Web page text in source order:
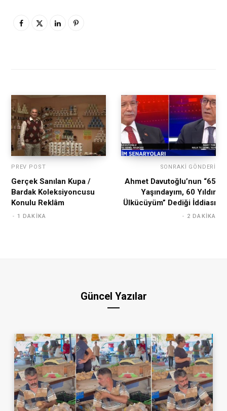
PREV POST
Gerçek Sanılan Kupa /
Bardak Koleksiyoncusu
Konulu Reklâm
1 DAKIKA
SONRAKI GÖNDERI
Ahmet Davutoğlu’nun “65
Yaşındayım, 60 Yıldır
Ülkücüyüm” Dediği İddiası
2 DAKIKA
Güncel Yazılar